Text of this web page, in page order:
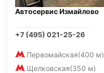
Автосервис Измайлово
+7 (495) 021-25-26
Первомайская(400 м)
Щелковская(350 м)